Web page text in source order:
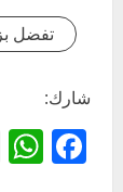
تفضل
شارك: